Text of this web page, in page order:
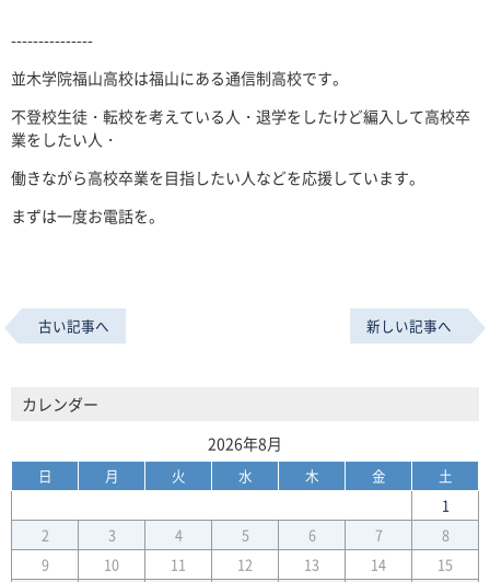
---------------
並木学院福山高校は福山にある通信制高校です。
不登校生徒・転校を考えている人・退学をしたけど編入して高校卒
業をしたい人・
働きながら高校卒業を目指したい人などを応援しています。
まずは一度お電話を。
古い記事へ 新しい記事へ
カレンダー
2026年8月
日 月 火 水 木 金
土
1
2
3 4 5 6 7
8
9
10 11 12 13 14
15